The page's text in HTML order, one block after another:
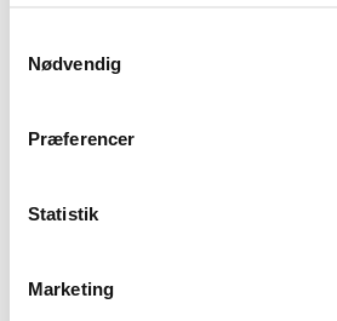
Nødvendig
Præferencer
Statistik
Marketing